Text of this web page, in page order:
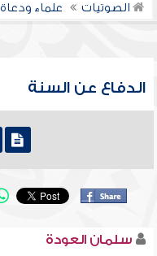
الصوتيات علماء ودعاة
الدفاع عن السنة
سلمان العودة